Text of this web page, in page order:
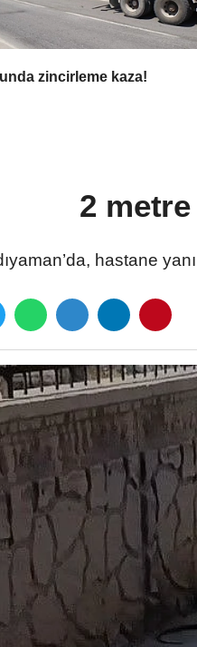
zincirleme kaza!
2
hastane